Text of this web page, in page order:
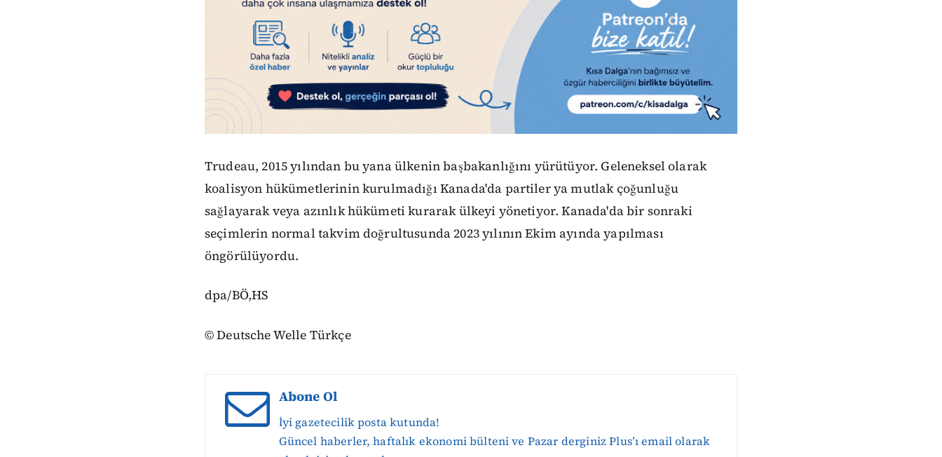
Trudeau, 2015 yılından bu yana ülkenin başbakanlığını yürütüyor. Geleneksel olarak
koalisyon hükümetlerinin kurulmadığı Kanada'da partiler ya mutlak çoğunluğu
sağlayarak veya azınlık hükümeti kurarak ülkeyi yönetiyor. Kanada'da bir sonraki
seçimlerin normal takvim doğrultusunda 2023 yılının Ekim ayında yapılması
öngörülüyordu.
dpa/BÖ,HS
© Deutsche Welle Türkçe
Abone Ol
İyi gazetecilik posta kutunda!
Güncel haberler, haftalık ekonomi bülteni ve Pazar derginiz Plus’ı email olarak